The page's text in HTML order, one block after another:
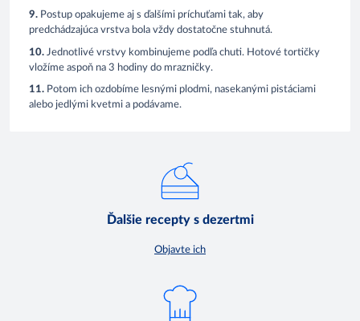
9. Postup opakujeme aj s ďalšími príchuťami tak, aby
predchádzajúca vrstva bola vždy dostatočne stuhnutá.
10. Jednotlivé vrstvy kombinujeme podľa chuti. Hotové tortičky
vložíme aspoň na 3 hodiny do mrazničky.
11. Potom ich ozdobíme lesnými plodmi, nasekanými pistáciami
alebo jedlými kvetmi a podávame.
Ďalšie recepty s dezertmi
Objavte ich